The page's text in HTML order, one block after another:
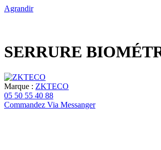
Agrandir
SERRURE
Marque : ZKTECO
05 50 55 40 88
Commandez Via Messanger